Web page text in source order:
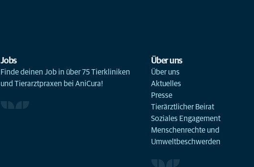
Jobs
Finde deinen Job in über 75 Tierkliniken
und Tierarztpraxen bei AniCura!
Über uns
Über uns
Aktuelles
Presse
Tierärztlicher Beirat
Soziales Engagement
Menschenrechte und
Umweltbeschwerden